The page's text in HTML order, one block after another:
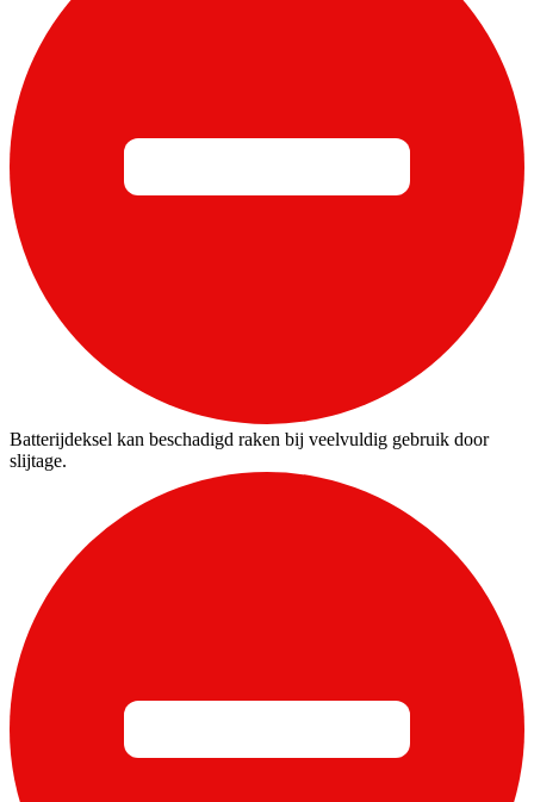
Batterijdeksel kan beschadigd raken bij veelvuldig gebruik door
slijtage.